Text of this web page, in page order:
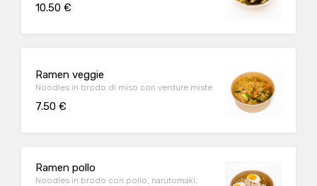
10.50 €
Ramen veggie
Noodles in brodo di miso con verdure miste
7.50 €
Ramen pollo
Noodles in brodo con pollo, narutomaki,